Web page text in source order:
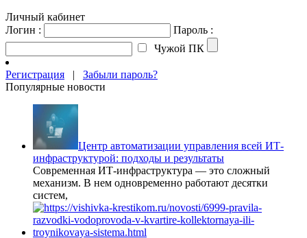
Личный кабинет
Логин :
Пароль :
Чужой ПК
Регистрация | Забыли пароль?
Популярные новости
Центр автоматизации управления всей ИТ-
инфраструктурой: подходы и результаты
Современная ИТ-инфраструктура — это сложный
механизм. В нем одновременно работают десятки
систем,